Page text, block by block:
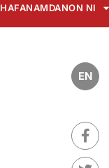
HAFANAMDANON NI
EN